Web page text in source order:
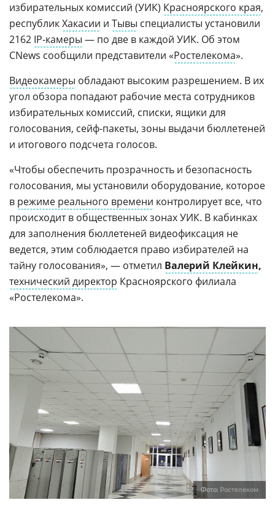
избирательных комиссий (УИК) Красноярского края,
республикХакасии и Тывы специалисты установили
2162 IP-камеры — по две в каждой УИК. Об этом
CNews сообщили представители «Ростелекома».
Видеокамеры обладают высоким разрешением. В их
угол обзора попадают рабочие места сотрудников
избирательных комиссий, списки, ящики для
голосования, сейф-пакеты, зоны выдачи бюллетеней
и итогового подсчета голосов.
«Чтобы обеспечить прозрачность и безопасность
голосования, мы установили оборудование, которое
в режиме реального времени контролирует все, что
происходит в общественных зонах УИК. В кабинках
для заполнения бюллетеней видеофиксация не
ведется, этим соблюдается право избирателей на
тайну голосования», — отметил Валерий Клейкин,
технический директор Красноярского филиала
«Ростелекома».
Фото: Ростелеком